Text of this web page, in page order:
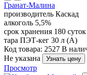
Гранат-Малина
производитель Каскад
алкоголь 5,5%
срок хранения 180 суток
тара ПЭТ-кег 30 л (А)
Код товара: 2527 В
Не указана
Узнать цену
Просмотр